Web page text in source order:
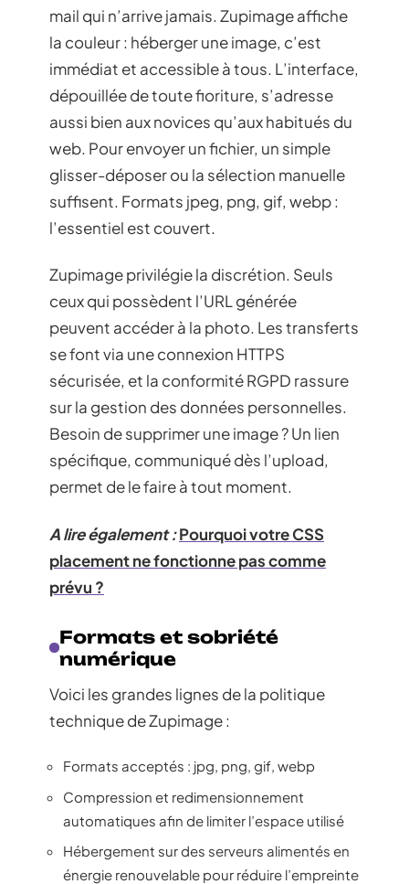
mail qui n’arrive jamais. Zupimage affiche
la couleur : héberger une image, c’est
immédiat et accessible à tous. L’interface,
dépouillée de toute fioriture, s’adresse
aussi bien aux novices qu’aux habitués du
web. Pour envoyer un fichier, un simple
glisser-déposer ou la sélection manuelle
suffisent. Formats jpeg, png, gif, webp :
l’essentiel est couvert.
Zupimage privilégie la discrétion. Seuls
ceux qui possèdent l’URL générée
peuvent accéder à la photo. Les transferts
se font via une connexion HTTPS
sécurisée, et la conformité RGPD rassure
sur la gestion des données personnelles.
Besoin de supprimer une image ? Un lien
spécifique, communiqué dès l’upload,
permet de le faire à tout moment.
A lire également :Pourquoi votre CSS
placement ne fonctionne pas comme
prévu ?
Formats et sobriété
numérique
Voici les grandes lignes de la politique
technique de Zupimage :
Formats acceptés : jpg, png, gif, webp
Compression et redimensionnement
automatiques afin de limiter l’espace utilisé
Hébergement sur des serveurs alimentés en
énergie renouvelable pour réduire l’empreinte